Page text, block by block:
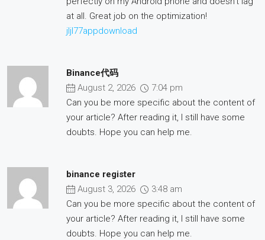
at all. Great job on the optimization!
jljl77appdownload
Binance代码
August 2, 2026
7:04 pm
Can you be more specific about the content of
your article? After reading it, I still have some
doubts. Hope you can help me.
binance register
August 3, 2026
3:48 am
Can you be more specific about the content of
your article? After reading it, I still have some
doubts. Hope you can help me.